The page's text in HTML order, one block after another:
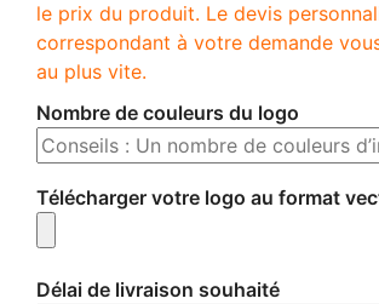
le prix du produit. Le devis
correspondant à votre demande
au plus vite.
Nombre de couleurs du logo
Télécharger votre logo au format
Délai de livraison souhaité